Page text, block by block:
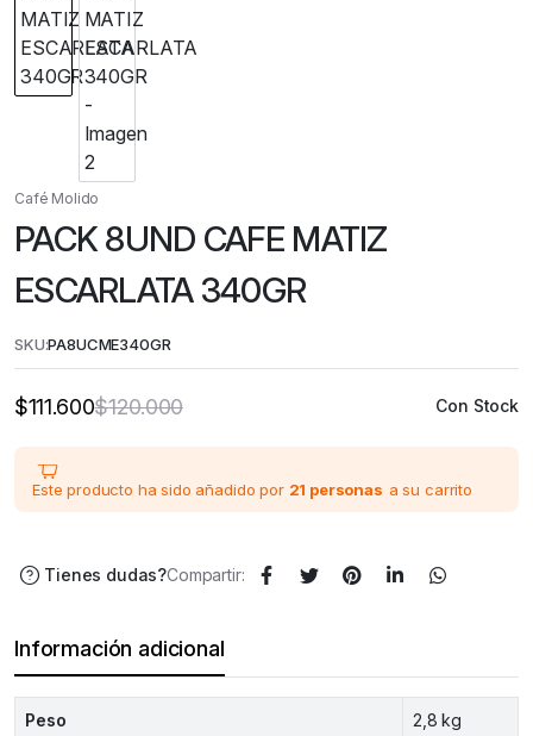
Café Molido
PACK 8UND CAFE MATIZ
ESCARLATA 340GR
SKU:PA8UCME340GR
$120.000El
original
$120.000.
$111.600 El
actual
$111.600.
Con Stock
Este producto ha sido añadido por 21 personas a su carrito
Tienes dudas?Compartir:
Información adicional
Peso 2,8 kg